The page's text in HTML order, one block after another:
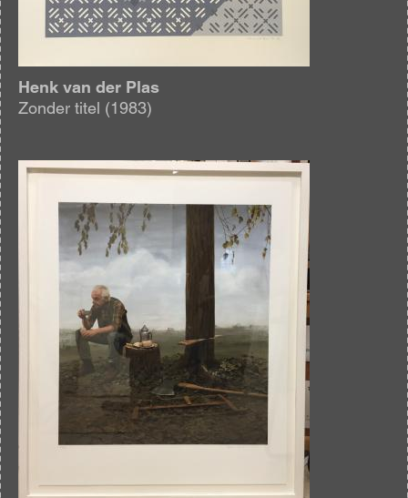
Henk van der Plas
Zonder titel (1983)
Afbeelding